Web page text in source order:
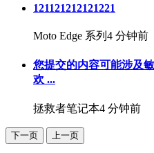
121121212121221
Moto Edge 系列 4 分钟前
您提交的内容可能涉及
欢 ...
拯救者笔记本4 分钟前
下一页 上一页